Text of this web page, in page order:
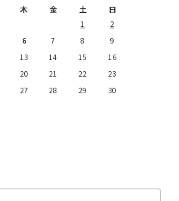
木 金 土 日
1
2
6 7 8
9
13 14 15
16
20 21 22
23
27 28 29
30